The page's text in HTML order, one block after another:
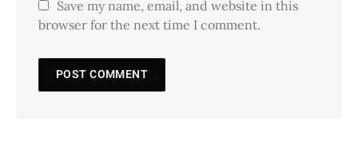
Save my name, email, and website in this
browser for the next time I comment.